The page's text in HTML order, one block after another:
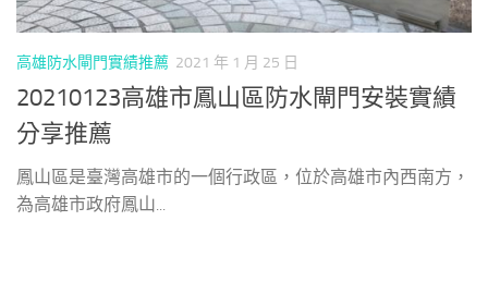
高雄防水閘門實績推薦 2021 年 1 月 25 日
20210123高雄市鳳山區防水閘門安裝實績
分享推薦
鳳山區是臺灣高雄市的一個行政區，位於高雄市內西南方，
為高雄市政府鳳山...